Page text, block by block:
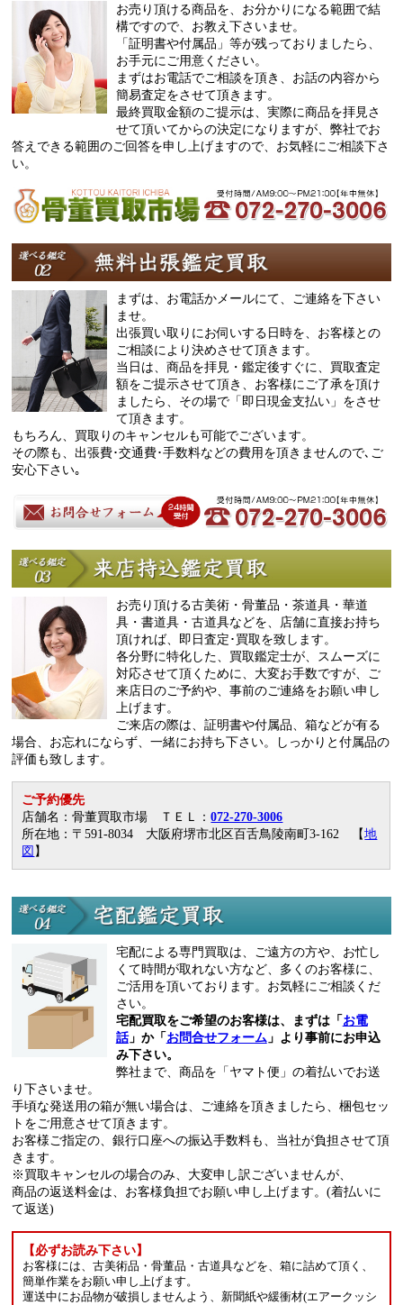
お売り頂ける商品を、お分かりになる範囲で結
構ですので、お教え下さいませ。
「証明書や付属品」等が残っておりましたら、
お手元にご用意ください。
まずはお電話でご相談を頂き、お話の内容から
簡易査定をさせて頂きます。
最終買取金額のご提示は、実際に商品を拝見さ
せて頂いてからの決定になりますが、弊社でお
答えできる範囲のご回答を申し上げますので、お気軽にご相談下さ
い。
まずは、お電話かメールにて、ご連絡を下さい
ませ。
出張買い取りにお伺いする日時を、お客様との
ご相談により決めさせて頂きます。
当日は、商品を拝見・鑑定後すぐに、買取査定
額をご提示させて頂き、お客様にご了承を頂け
ましたら、その場で「即日現金支払い」をさせ
て頂きます。
もちろん、買取りのキャンセルも可能でございます。
その際も、出張費･交通費･手数料などの費用を頂きませんので､ご
安心下さい｡
お売り頂ける古美術・骨董品・茶道具・華道
具・書道具・古道具などを、店舗に直接お持ち
頂ければ、即日査定･買取を致します。
各分野に特化した、買取鑑定士が、スムーズに
対応させて頂くために、大変お手数ですが、ご
来店日のご予約や、事前のご連絡をお願い申し
上げます。
ご来店の際は、証明書や付属品、箱などが有る
場合、お忘れにならず、一緒にお持ち下さい。しっかりと付属品の
評価も致します。
ご予約優先
店舗名：骨董買取市場 ＴＥＬ：072-270-3006
所在地：〒591-8034 大阪府堺市北区百舌鳥陵南町3-162 【地
図 】
宅配による専門買取は、ご遠方の方や、お忙し
くて時間が取れない方など、多くのお客様に、
ご活用を頂いております。お気軽にご相談くだ
さい。
宅配買取をご希望のお客様は、まずは「お電
話」か「お問合せフォーム」より事前にお申込
み下さい。
弊社まで、商品を「ヤマト便」の着払いでお送
り下さいませ。
手頃な発送用の箱が無い場合は、ご連絡を頂きましたら、梱包セッ
トをご用意させて頂きます。
お客様ご指定の、銀行口座への振込手数料も、当社が負担させて頂
きます。
※買取キャンセルの場合のみ、大変申し訳ございませんが、
商品の返送料金は、お客様負担でお願い申し上げます。(着払いに
て返送)
【必ずお読み下さい】
お客様には、古美術品・骨董品・古道具などを、箱に詰めて頂く、
簡単作業をお願い申し上げます。
運送中にお品物が破損しませんよう、新聞紙や緩衝材(エアークッシ